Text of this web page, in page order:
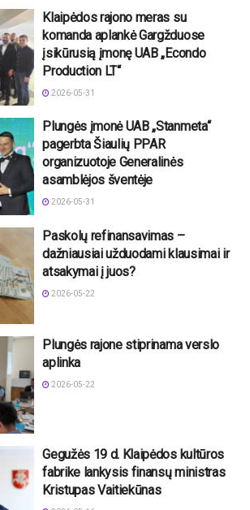
Klaipėdos rajono meras su
komanda aplankė Gargžduose
įsikūrusią įmonę UAB „Econdo
Production LT“
2026-05-31
Plungės įmonė UAB „Stanmeta“
pagerbta Šiaulių PPAR
organizuotoje Generalinės
asamblėjos šventėje
2026-05-31
Paskolų refinansavimas –
dažniausiai užduodami klausimai ir
atsakymai į juos?
2026-05-22
Plungės rajone stiprinama verslo
aplinka
2026-05-22
Gegužės 19 d. Klaipėdos kultūros
fabrike lankysis finansų ministras
Kristupas Vaitiekūnas